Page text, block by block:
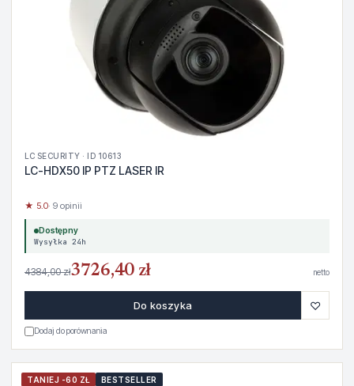
LC SECURITY · ID 10613
LC-HDX50 IP PTZ LASER IR
★ 5.0· 9 opinii
Dostępny
Wysyłka 24h
4384,00 zł3726,40 zł netto
Do koszyka ♡
Dodaj do porównania
TANIEJ -60 ZŁ BESTSELLER